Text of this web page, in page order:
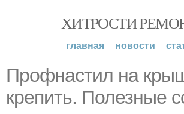
ХИТРОСТИ
главная новости
Профнастил на
крепить. Полезные